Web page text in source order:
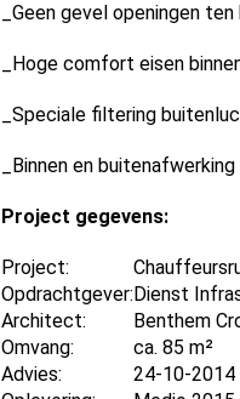
_Geen gevel openingen
_Hoge comfort eisen
_Speciale filtering
_Binnen en
Project gegevens:
Project:
Opdrachtgever:Dienst
Architect:
Benthem
Omvang:
ca. 85 m²
Advies:
24-10-